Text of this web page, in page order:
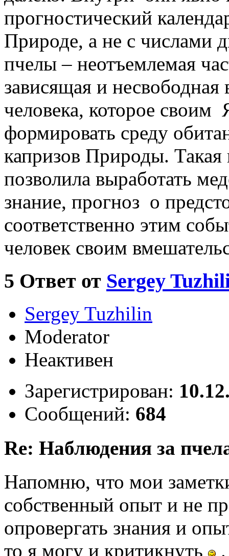
прогностический
Природе, а не с числами
пчелы – неотъемлемая
зависящая и несвободная
человека, которое
формировать среду
капризов Природы.
позволила выработать
знание, прогноз о
соответственно этим
человек своим
5 Ответ от Sergey
Sergey Tuzhilin
Moderator
Неактивен
Зарегистрирован:
Сообщений: 684
Re: Наблюдения за
Напомню, что мои
собственный опыт и не
опровергать знания и
то я могу и критикнуть